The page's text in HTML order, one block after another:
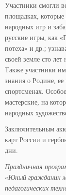
Участники смогли
площадках,
народных игр и
русские игры, как
потеха» и др.;
своей земле сто
Также участники
знания о Родине, ее
спортсменах.
мастерские, на
народных
Заключительным
карт России и
дни.
Праздничная
«Юный гражданин
педагогических